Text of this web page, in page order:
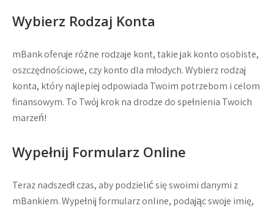
Wybierz Rodzaj Konta
mBank oferuje różne rodzaje kont, takie jak konto osobiste,
oszczędnościowe, czy konto dla młodych. Wybierz rodzaj
konta, który najlepiej odpowiada Twoim potrzebom i celom
finansowym. To Twój krok na drodze do spełnienia Twoich
marzeń!
Wypełnij Formularz Online
Teraz nadszedł czas, aby podzielić się swoimi danymi z
mBankiem. Wypełnij formularz online, podając swoje imię,